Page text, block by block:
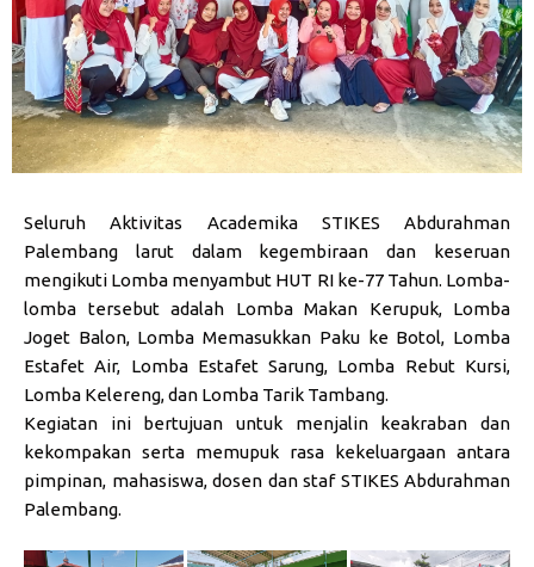
Seluruh Aktivitas Academika STIKES Abdurahman
Palembang larut dalam kegembiraan dan keseruan
mengikuti Lomba menyambut HUT RI ke-77 Tahun. Lomba-
lomba tersebut adalah Lomba Makan Kerupuk, Lomba
Joget Balon, Lomba Memasukkan Paku ke Botol, Lomba
Estafet Air, Lomba Estafet Sarung, Lomba Rebut Kursi,
Lomba Kelereng, dan Lomba Tarik Tambang.
Kegiatan ini bertujuan untuk menjalin keakraban dan
kekompakan serta memupuk rasa kekeluargaan antara
pimpinan, mahasiswa, dosen dan staf STIKES Abdurahman
Palembang.